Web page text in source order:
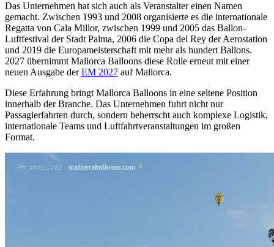
Das Unternehmen hat sich auch als Veranstalter einen Namen
gemacht. Zwischen 1993 und 2008 organisierte es die internationale
Regatta von Cala Millor, zwischen 1999 und 2005 das Ballon-
Luftfestival der Stadt Palma, 2006 die Copa del Rey der Aerostation
und 2019 die Europameisterschaft mit mehr als hundert Ballons.
2027 übernimmt Mallorca Balloons diese Rolle erneut mit einer
neuen Ausgabe derEM 2027 auf Mallorca.
Diese Erfahrung bringt Mallorca Balloons in eine seltene Position
innerhalb der Branche. Das Unternehmen fuhrt nicht nur
Passagierfahrten durch, sondern beherrscht auch komplexe Logistik,
internationale Teams und Luftfahrtveranstaltungen im großen
Format.